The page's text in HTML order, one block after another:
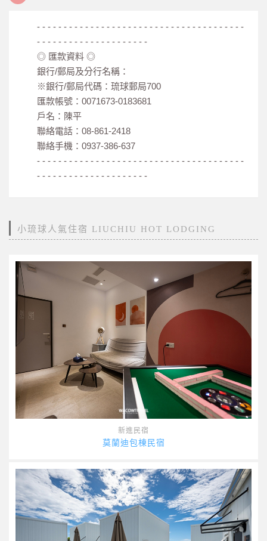
- - - - - - - - - - - - - - - - - - - - - - - - - - - - - - - - - - - - - - -
- - - - - - - - - - - - - - - - - - - - -
◎ 匯款資料 ◎
銀行/郵局及分行名稱：
※銀行/郵局代碼：琉球郵局700
匯款帳號：0071673-0183681
戶名：陳平
聯絡電話：08-861-2418
聯絡手機：0937-386-637
- - - - - - - - - - - - - - - - - - - - - - - - - - - - - - - - - - - - - - -
- - - - - - - - - - - - - - - - - - - - -
小琉球人氣住宿 LIUCHIU HOT LODGING
新進民宿
莫蘭迪包棟民宿